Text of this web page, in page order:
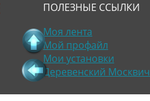
ПОЛЕЗНЫЕ ССЫЛКИ
Моя лента
Мой профайл
Мои установки
Деревенский Москвич